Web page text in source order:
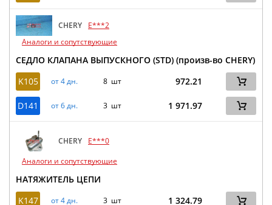
CHERY
E***2
Аналоги и сопутствующие
СЕДЛО КЛАПАНА ВЫПУСКНОГО (STD) (произв-во CHERY)
K105
от 4 дн. 8 шт 972.21
D141 от 6 дн. 3 шт 1 971.97
CHERY
E***0
Аналоги и сопутствующие
НАТЯЖИТЕЛЬ ЦЕПИ
K147
от 4 дн. 3 шт 1 324.79